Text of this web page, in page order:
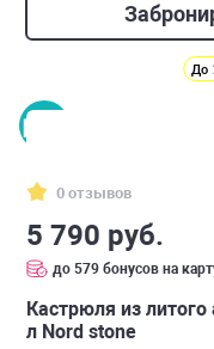
До
0 отзывов
5 790 руб.
до 579 бонусов на
Кастрюля из
л Nord stone